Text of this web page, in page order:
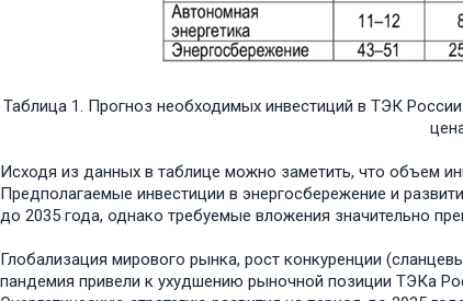
Таблица 1. Прогноз необходимых инвестиций в ТЭК
Исходя из данных в таблице можно заметить, что объем
Предполагаемые инвестиции в энергосбережение и
до 2035 года, однако требуемые вложения значительно
Глобализация мирового рынка, рост конкуренции
пандемия привели к ухудшению рыночной позиции ТЭКа